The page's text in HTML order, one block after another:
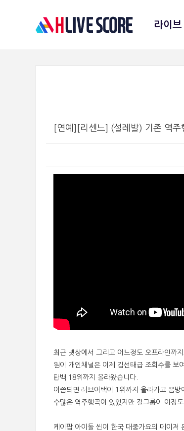
라이브
[연예][리센느] (설레발) 기존 역주
최근 넷상에서 그리고 어느정도 오프라인까
원이 개인채널은 이제 김선태급 조회수를 보
탑백 18위까지 올라왔습니다.
이쯤되면 러브어택이 1위까지 올라가고 음
수많은 역주행곡이 있었지만 걸그룹이 이정
케이팝 아이돌 씬이 한국 대중가요의 메이저